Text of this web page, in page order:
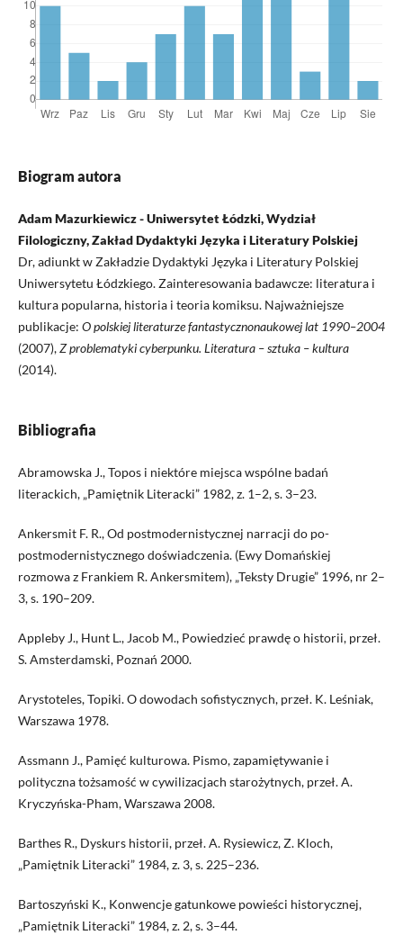
Biogram autora
Adam Mazurkiewicz - Uniwersytet Łódzki, Wydział
Filologiczny, Zakład Dydaktyki Języka i Literatury Polskiej
Dr, adiunkt w Zakładzie Dydaktyki Języka i Literatury Polskiej
Uniwersytetu Łódzkiego. Zainteresowania badawcze: literatura i
kultura popularna, historia i teoria komiksu. Najważniejsze
publikacje: O polskiej literaturze fantastycznonaukowej lat 1990–2004
(2007),Z problematyki cyberpunku. Literatura – sztuka – kultura
(2014).
Bibliografia
Abramowska J., Topos i niektóre miejsca wspólne badań
literackich, „Pamiętnik Literacki” 1982, z. 1–2, s. 3–23.
Ankersmit F. R., Od postmodernistycznej narracji do po-
postmodernistycznego doświadczenia. (Ewy Domańskiej
rozmowa z Frankiem R. Ankersmitem), „Teksty Drugie” 1996, nr 2–
3, s. 190–209.
Appleby J., Hunt L., Jacob M., Powiedzieć prawdę o historii, przeł.
S. Amsterdamski, Poznań 2000.
Arystoteles, Topiki. O dowodach sofistycznych, przeł. K. Leśniak,
Warszawa 1978.
Assmann J., Pamięć kulturowa. Pismo, zapamiętywanie i
polityczna tożsamość w cywilizacjach starożytnych, przeł. A.
Kryczyńska-Pham, Warszawa 2008.
Barthes R., Dyskurs historii, przeł. A. Rysiewicz, Z. Kloch,
„Pamiętnik Literacki” 1984, z. 3, s. 225–236.
Bartoszyński K., Konwencje gatunkowe powieści historycznej,
„Pamiętnik Literacki” 1984, z. 2, s. 3–44.